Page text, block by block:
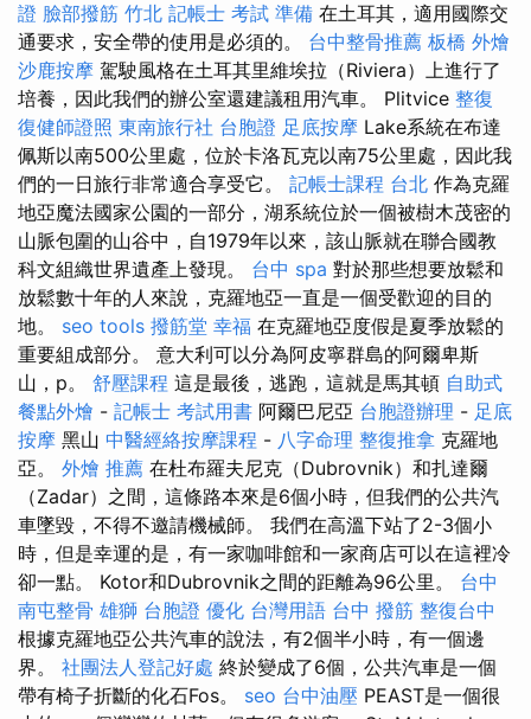
證 臉部撥筋 竹北 記帳士 考試 準備 在土耳其，適用國際交
通要求，安全帶的使用是必須的。 台中整骨推薦 板橋 外燴
沙鹿按摩 駕駛風格在土耳其里維埃拉（Riviera）上進行了
培養，因此我們的辦公室還建議租用汽車。 Plitvice 整復
復健師證照 東南旅行社 台胞證 足底按摩 Lake系統在布達
佩斯以南500公里處，位於卡洛瓦克以南75公里處，因此我
們的一日旅行非常適合享受它。 記帳士課程 台北 作為克羅
地亞魔法國家公園的一部分，湖系統位於一個被樹木茂密的
山脈包圍的山谷中，自1979年以來，該山脈就在聯合國教
科文組織世界遺產上發現。 台中 spa 對於那些想要放鬆和
放鬆數十年的人來說，克羅地亞一直是一個受歡迎的目的
地。 seo tools 撥筋堂 幸福 在克羅地亞度假是夏季放鬆的
重要組成部分。 意大利可以分為阿皮寧群島的阿爾卑斯
山，p。 舒壓課程 這是最後，逃跑，這就是馬其頓 自助式
餐點外燴 - 記帳士 考試用書 阿爾巴尼亞 台胞證辦理 - 足底
按摩 黑山 中醫經絡按摩課程 - 八字命理 整復推拿 克羅地
亞。 外燴 推薦 在杜布羅夫尼克（Dubrovnik）和扎達爾
（Zadar）之間，這條路本來是6個小時，但我們的公共汽
車墜毀，不得不邀請機械師。 我們在高溫下站了2-3個小
時，但是幸運的是，有一家咖啡館和一家商店可以在這裡冷
卻一點。 Kotor和Dubrovnik之間的距離為96公里。 台中
南屯整骨 雄獅 台胞證 優化 台灣用語 台中 撥筋 整復台中
根據克羅地亞公共汽車的說法，有2個半小時，有一個邊
界。 社團法人登記好處 終於變成了6個，公共汽車是一個
帶有椅子折斷的化石Fos。 seo 台中油壓 PEAST是一個很